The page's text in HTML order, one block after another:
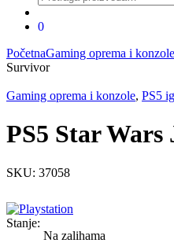
za:
0
PočetnaGaming oprema i konzole
Survivor
Gaming oprema i konzole, PS5
PS5 Star
SKU: 37058
Stanje:
Na zalihama